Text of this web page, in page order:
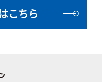
こちら